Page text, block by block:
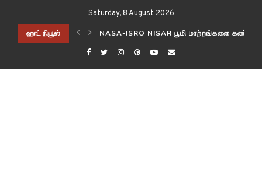
Saturday, 8 August 2026
ஹாட் நியூஸ்
விஞ்ஞானிகள்! NASA-ISRO NISAR பூமி மாற்றங்களை